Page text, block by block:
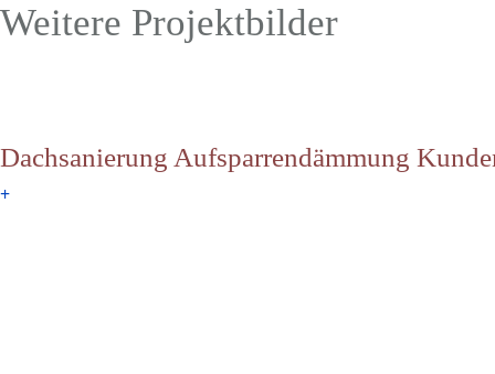
Weitere Projektbilder
Dachsanierung Aufsparrendämmung
+